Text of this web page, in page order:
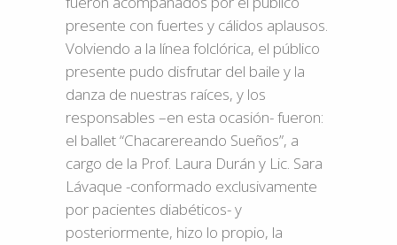
presente con fuertes y cálidos aplausos.
Volviendo a la línea folclórica, el público
presente pudo disfrutar del baile y la
danza de nuestras raíces, y los
responsables –en esta ocasión- fueron:
el ballet “Chacarereando Sueños”, a
cargo de la Prof. Laura Durán y Lic. Sara
Lávaque -conformado exclusivamente
por pacientes diabéticos- y
posteriormente, hizo lo propio, la